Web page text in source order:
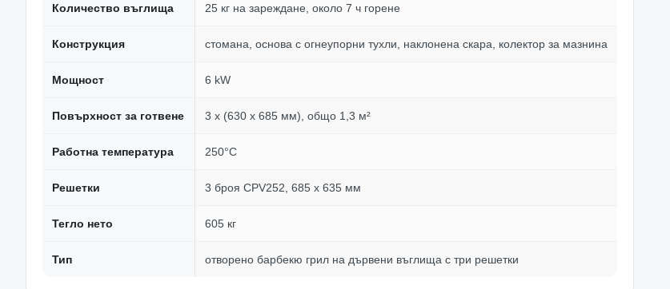
Количество въглища 25 кг на зареждане, около 7 ч горене
Конструкция стомана, основа с огнеупорни тухли, наклонена скара, колектор за мазнина
Мощност 6 kW
Повърхност за готвене 3 x (630 x 685 мм), общо 1,3 м²
Работна температура 250°C
Решетки 3 броя CPV252, 685 x 635 мм
Тегло нето 605 кг
Тип отворено барбекю грил на дървени въглища с три решетки